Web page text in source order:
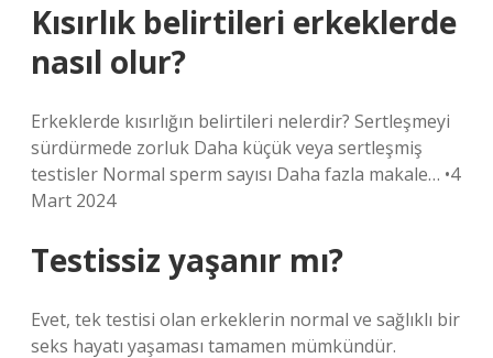
Kısırlık belirtileri erkeklerde
nasıl olur?
Erkeklerde kısırlığın belirtileri nelerdir? Sertleşmeyi
sürdürmede zorluk Daha küçük veya sertleşmiş
testisler Normal sperm sayısı Daha fazla makale… •4
Mart 2024
Testissiz yaşanır mı?
Evet, tek testisi olan erkeklerin normal ve sağlıklı bir
seks hayatı yaşaması tamamen mümkündür.